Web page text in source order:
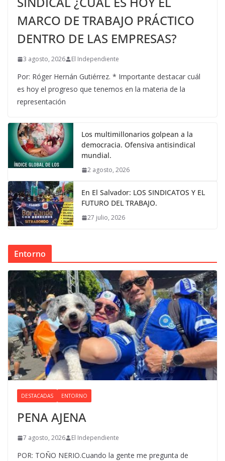
MARCO DE TRABAJO PRÁCTICO
DENTRO DE LAS EMPRESAS?
3 agosto, 2026 El Independiente
Por: Róger Hernán Gutiérrez. * Importante destacar cuál
es hoy el progreso que tenemos en la materia de la
representación
Los multimillonarios golpean a la
democracia. Ofensiva antisindical
mundial.
2 agosto, 2026
En El Salvador: LOS SINDICATOS Y EL
FUTURO DEL TRABAJO.
27 julio, 2026
Entorno
DESTACADAS ENTORNO
PENA AJENA
7 agosto, 2026 El Independiente
POR: TOÑO NERIO.Cuando la gente me pregunta de